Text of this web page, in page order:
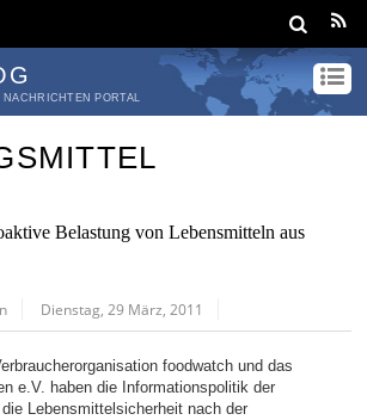
PORTAL
Belastung von Lebensmitteln aus
Dienstag, 29 März, 2011
foodwatch und das
e.V. haben die Informationspolitik der
Lebensmittelsicherheit nach der